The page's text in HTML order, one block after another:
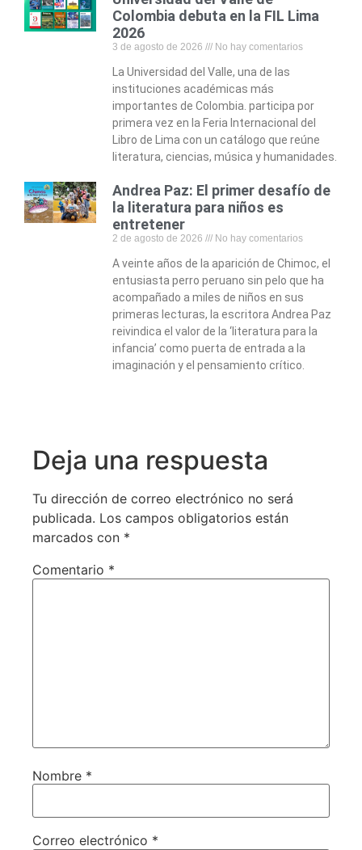
Colombia debuta en la FIL Lima
2026
3 de agosto de 2026 No hay comentarios
La Universidad del Valle, una de las
instituciones académicas más
importantes de Colombia. participa por
primera vez en la Feria Internacional del
Libro de Lima con un catálogo que reúne
literatura, ciencias, música y humanidades.
Andrea Paz: El primer desafío de
la literatura para niños es
entretener
2 de agosto de 2026 No hay comentarios
A veinte años de la aparición de Chimoc, el
entusiasta perro peruano sin pelo que ha
acompañado a miles de niños en sus
primeras lecturas, la escritora Andrea Paz
reivindica el valor de la ‘literatura para la
infancia’ como puerta de entrada a la
imaginación y el pensamiento crítico.
Deja una respuesta
Tu dirección de correo electrónico no será
publicada. Los campos obligatorios están
marcados con *
Comentario *
Nombre *
Correo electrónico *